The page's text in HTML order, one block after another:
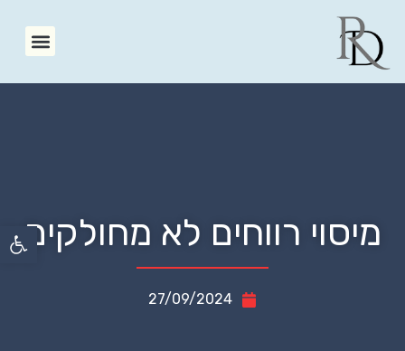
פתחמיסוי רווחים לא מחולקים
27/09/2024